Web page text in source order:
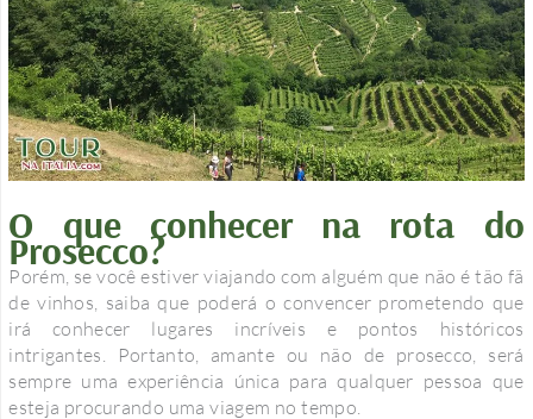
O que conhecer na rota do
Prosecco?
Porém, se você estiver viajando com alguém que não é tão fã
de vinhos, saiba que poderá o convencer prometendo que
irá conhecer lugares incríveis e pontos históricos
intrigantes. Portanto, amante ou não de prosecco, será
sempre uma experiência única para qualquer pessoa que
esteja procurando uma viagem no tempo.